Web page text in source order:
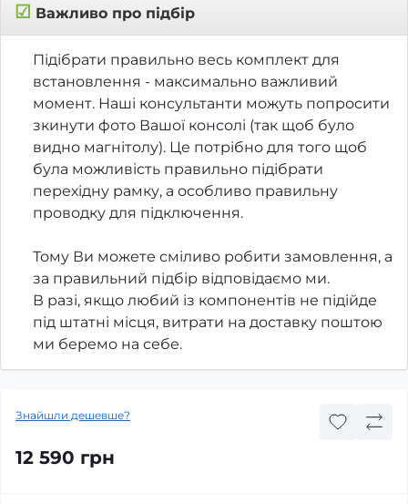
☑ Важливо про підбір
Підібрати правильно весь комплект для
встановлення - максимально важливий
момент. Наші консультанти можуть попросити
зкинути фото Вашої консолі (так щоб було
видно магнітолу). Це потрібно для того щоб
була можливість правильно підібрати
перехідну рамку, а особливо правильну
проводку для підключення.
Тому Ви можете сміливо робити замовлення, а
за правильний підбір відповідаємо ми.
В разі, якщо любий із компонентів не підійде
під штатні місця, витрати на доставку поштою
ми беремо на себе.
Знайшли дешевше?
12 590 грн